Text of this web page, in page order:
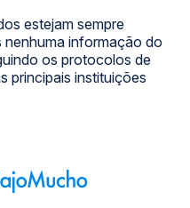
estejam sempre
informação do
os protocolos de
principais instituições